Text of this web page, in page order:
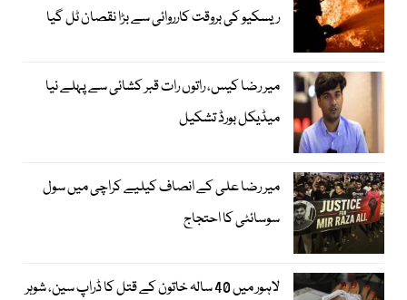
ریسکیو کی بروقت کارروائی سے بڑا نقصان ٹل گیا
میر رضا کیس، راتوں رات قبر کشائی سے پہلے نیا
میڈیکل بورڈ تشکیل
میر رضا علی کے انصاف کیلیے کراچی میں سول
سوسائٹی کا احتجاج
لاہور میں 40 سالہ خاتون کے قتل کا ڈراپ سین، شوہر